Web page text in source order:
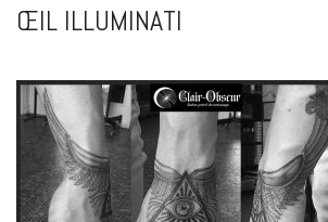
ŒIL ILLUMINATI